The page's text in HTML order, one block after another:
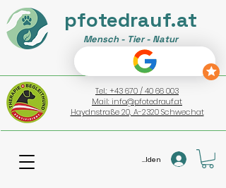
pfotedrauf.at
Mensch - Tier - Natur
Tel.: +43 670 / 40 66 003
Mail: info@pfotedrauf.at
Haydnstraße 20, A-2320 Schwechat
Anmelden